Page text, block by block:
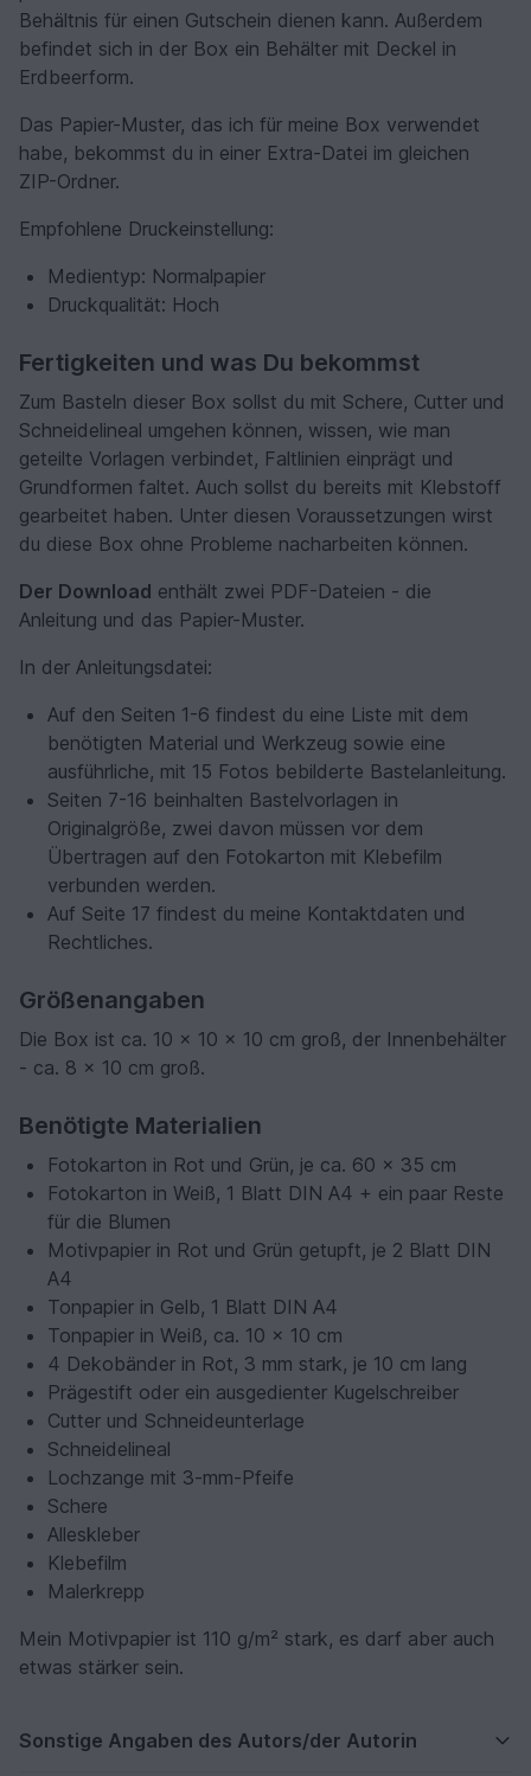
Behältnis für einen Gutschein dienen kann. Außerdem
befindet sich in der Box ein Behälter mit Deckel in
Erdbeerform.
Das Papier-Muster, das ich für meine Box verwendet
habe, bekommst du in einer Extra-Datei im gleichen
ZIP-Ordner.
Empfohlene Druckeinstellung:
Medientyp: Normalpapier
Druckqualität: Hoch
Fertigkeiten und was Du bekommst
Zum Basteln dieser Box sollst du mit Schere, Cutter und
Schneidelineal umgehen können, wissen, wie man
geteilte Vorlagen verbindet, Faltlinien einprägt und
Grundformen faltet. Auch sollst du bereits mit Klebstoff
gearbeitet haben. Unter diesen Voraussetzungen wirst
du diese Box ohne Probleme nacharbeiten können.
Der Download enthält zwei PDF-Dateien - die
Anleitung und das Papier-Muster.
In der Anleitungsdatei:
Auf den Seiten 1-6 findest du eine Liste mit dem
benötigten Material und Werkzeug sowie eine
ausführliche, mit 15 Fotos bebilderte Bastelanleitung.
Seiten 7-16 beinhalten Bastelvorlagen in
Originalgröße, zwei davon müssen vor dem
Übertragen auf den Fotokarton mit Klebefilm
verbunden werden.
Auf Seite 17 findest du meine Kontaktdaten und
Rechtliches.
Größenangaben
Die Box ist ca. 10 x 10 x 10 cm groß, der Innenbehälter
- ca. 8 x 10 cm groß.
Benötigte Materialien
Fotokarton in Rot und Grün, je ca. 60 x 35 cm
Fotokarton in Weiß, 1 Blatt DIN A4 + ein paar Reste
für die Blumen
Motivpapier in Rot und Grün getupft, je 2 Blatt DIN
A4
Tonpapier in Gelb, 1 Blatt DIN A4
Tonpapier in Weiß, ca. 10 x 10 cm
4 Dekobänder in Rot, 3 mm stark, je 10 cm lang
Prägestift oder ein ausgedienter Kugelschreiber
Cutter und Schneideunterlage
Schneidelineal
Lochzange mit 3-mm-Pfeife
Schere
Alleskleber
Klebefilm
Malerkrepp
Mein Motivpapier ist 110 g/m² stark, es darf aber auch
etwas stärker sein.
Sonstige Angaben des Autors/der Autorin